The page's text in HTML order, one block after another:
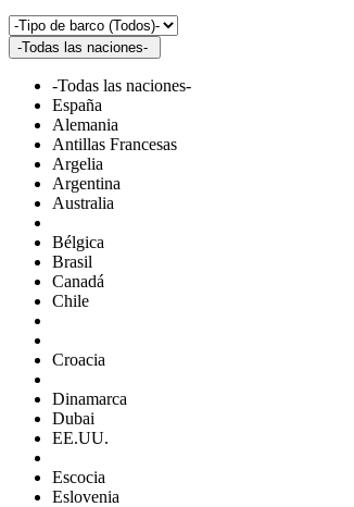
-Todas las naciones-
-Todas las naciones-
España
Alemania
Antillas Francesas
Argelia
Argentina
Australia
Bélgica
Brasil
Canadá
Chile
Croacia
Dinamarca
Dubai
EE.UU.
Escocia
Eslovenia